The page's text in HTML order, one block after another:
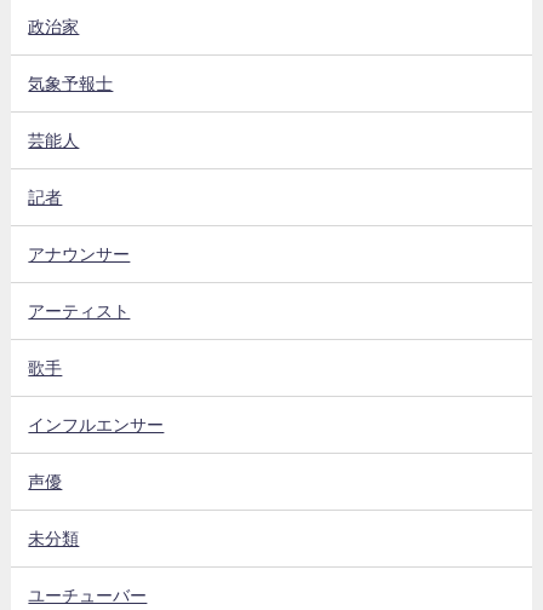
政治家
気象予報士
芸能人
記者
アナウンサー
アーティスト
歌手
インフルエンサー
声優
未分類
ユーチューバー